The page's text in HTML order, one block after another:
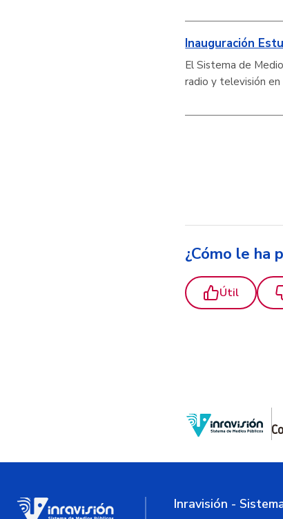
Inauguración
El Sistema de
radio y televisión
¿Cómo le ha
Útil
Inravisión -